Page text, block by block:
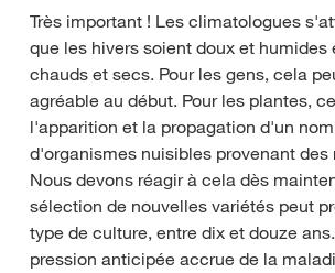
Très important ! Les climatologues
que les hivers soient doux et humides
chauds et secs. Pour les gens, cela
agréable au début. Pour les plantes,
l'apparition et la propagation d'un
d'organismes nuisibles provenant des
Nous devons réagir à cela dès
sélection de nouvelles variétés peut
type de culture, entre dix et douze
pression anticipée accrue de la